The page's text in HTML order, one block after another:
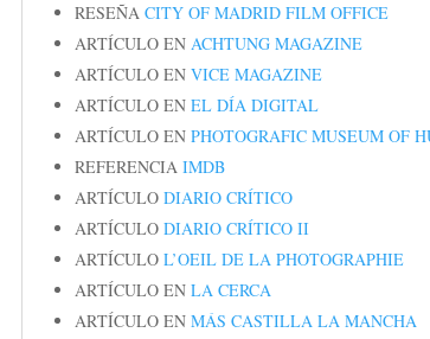
RESEÑA CITY OF MADRID FILM OFFICE
ARTÍCULO EN ACHTUNG MAGAZINE
ARTÍCULO EN VICE MAGAZINE
ARTÍCULO EN EL DÍA DIGITAL
ARTÍCULO EN PHOTOGRAFIC MUSEUM OF
REFERENCIA IMDB
ARTÍCULO DIARIO CRÍTICO
ARTÍCULO DIARIO CRÍTICO II
ARTÍCULO L’OEIL DE LA PHOTOGRAPHIE
ARTÍCULO EN LA CERCA
ARTÍCULO EN MÁS CASTILLA LA MANCHA